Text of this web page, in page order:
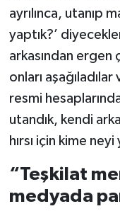
ayrılınca, utanıp
yaptık?’
arkasından ergen
onları
resmi
utandık, kendi
hırsı için kime
“Teşkilat
medyada